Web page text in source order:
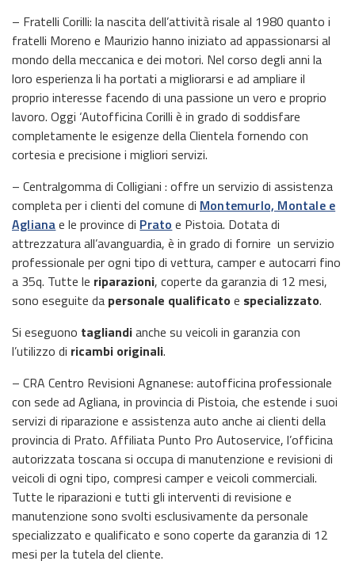
– Fratelli Corilli: la nascita dell’attività risale al 1980 quanto i
fratelli Moreno e Maurizio hanno iniziato ad appassionarsi al
mondo della meccanica e dei motori. Nel corso degli anni la
loro esperienza li ha portati a migliorarsi e ad ampliare il
proprio interesse facendo di una passione un vero e proprio
lavoro. Oggi ‘Autofficina Corilli è in grado di soddisfare
completamente le esigenze della Clientela fornendo con
cortesia e precisione i migliori servizi.
– Centralgomma di Colligiani : offre un servizio di assistenza
completa per i clienti del comune di Montemurlo, Montale e
Aglianae le province di Prato e Pistoia. Dotata di
attrezzatura all’avanguardia, è in grado di fornire un servizio
professionale per ogni tipo di vettura, camper e autocarri fino
a 35q. Tutte le riparazioni, coperte da garanzia di 12 mesi,
sono eseguite da personale qualificato e specializzato.
Si eseguono tagliandianche su veicoli in garanzia con
l’utilizzo di ricambi originali.
– CRA Centro Revisioni Agnanese: autofficina professionale
con sede ad Agliana, in provincia di Pistoia, che estende i suoi
servizi di riparazione e assistenza auto anche ai clienti della
provincia di Prato. Affiliata Punto Pro Autoservice, l’officina
autorizzata toscana si occupa di manutenzione e revisioni di
veicoli di ogni tipo, compresi camper e veicoli commerciali.
Tutte le riparazioni e tutti gli interventi di revisione e
manutenzione sono svolti esclusivamente da personale
specializzato e qualificato e sono coperte da garanzia di 12
mesi per la tutela del cliente.